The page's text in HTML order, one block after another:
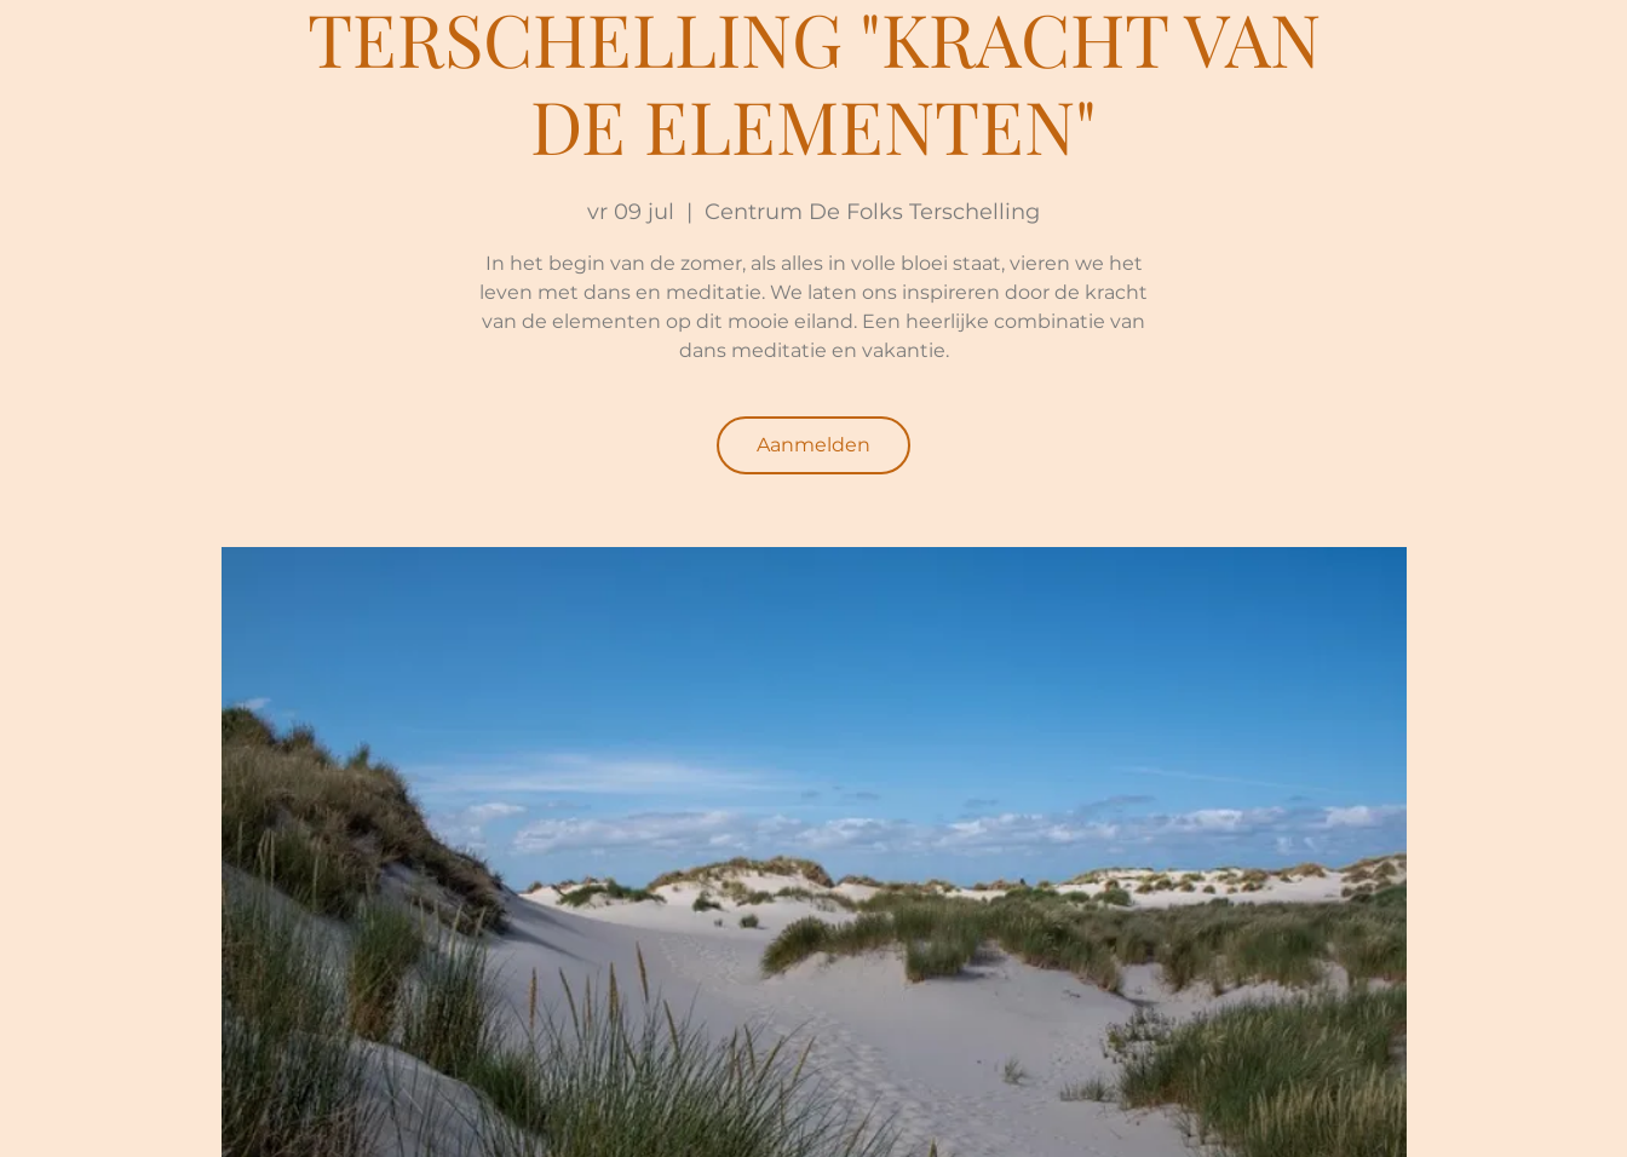
TERSCHELLING "KRACHT VAN
DE ELEMENTEN"
vr 09 jul
  |
Centrum De Folks Terschelling
In het begin van de zomer, als alles in volle bloei staat, vieren we het
leven met dans en meditatie. We laten ons inspireren door de kracht
van de elementen op dit mooie eiland. Een heerlijke combinatie van
dans meditatie en vakantie.
Aanmelden